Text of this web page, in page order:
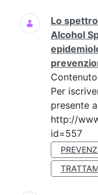
Lo
Alcohol
Per
presente
http://
id=557